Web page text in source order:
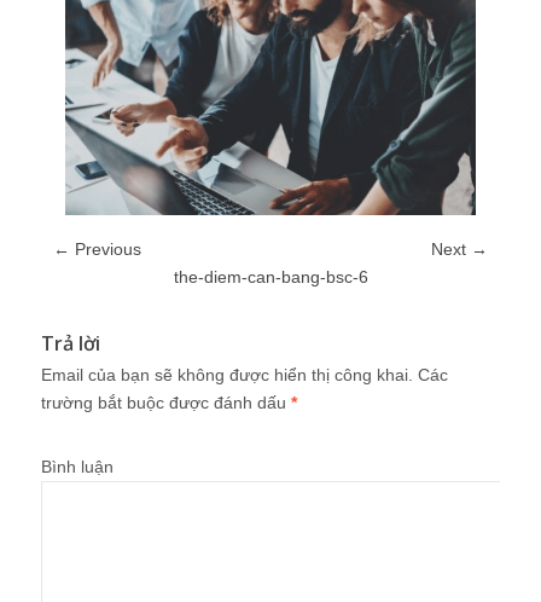
← Previous
Next →
the-diem-can-bang-bsc-6
Trả lời
Email của bạn sẽ không được hiển thị công khai. Các
trường bắt buộc được đánh dấu *
Bình luận